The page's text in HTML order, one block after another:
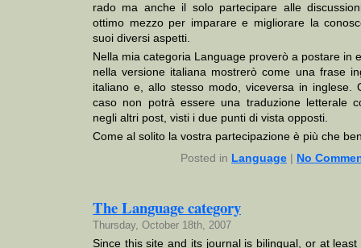
rado ma anche il solo partecipare alle
ottimo mezzo per imparare e migliorare la
suoi diversi aspetti.
Nella mia categoria Language proverò a postare in
nella versione italiana mostrerò come una frase
italiano e, allo stesso modo, viceversa in inglese.
caso non potrà essere una traduzione letterale
negli altri post, visti i due punti di vista opposti.
Come al solito la vostra partecipazione è più che
Posted in Language | No
The Language category
Thursday, October 18th, 2007
Since this site and its journal is bilingual, or at